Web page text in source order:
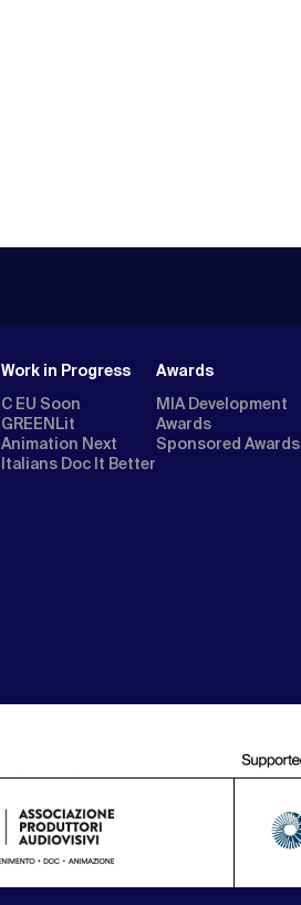
Work in Progress
C EU Soon
GREENLit
Animation Next
Italians Doc It Better
Awards
MIA Development
Awards
Sponsored Awards